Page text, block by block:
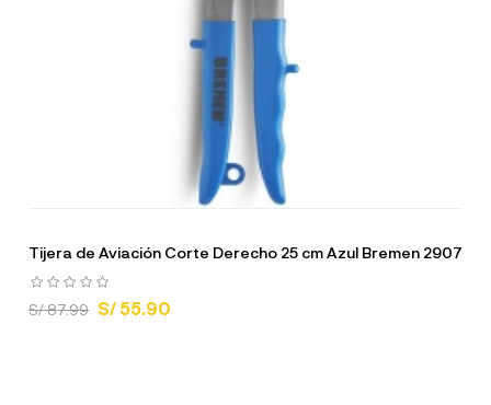
Tijera de Aviación Corte Derecho 25 cm Azul Bremen 2907
S/ 87.99 S/ 55.90